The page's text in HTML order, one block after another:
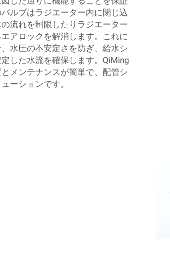
ルブはラジエーター内に閉じ込
流れを制限したりラジエーター
アロックを解消します。これに
水圧の不安定さを防ぎ、給水シ
した水流を確保します。QiMing
メンテナンスが簡単で、配管シ
ーションです。